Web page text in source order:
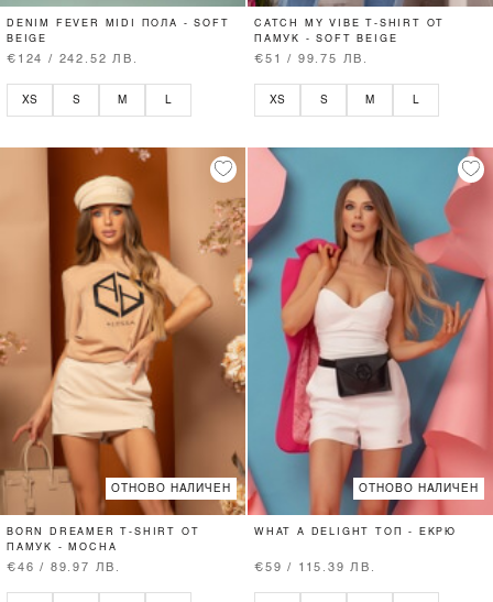
DENIM FEVER MIDI ПОЛА - SOFT
BEIGE
€124 / 242.52 ЛВ.
XS S M
CATCH MY VIBE T-SHIRT ОТ
ПАМУК - SOFT BEIGE
€51 / 99.75 ЛВ.
XS S M
ОТНОВО НАЛИЧЕН
BORN DREAMER T-SHIRT ОТ
ПАМУК - MOCHA
€46 / 89.97 ЛВ.
ОТНОВО НАЛИЧЕН
WHAT A DELIGHT ТОП - ЕКРЮ
€59 / 115.39 ЛВ.